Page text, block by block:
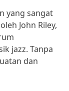
yang sangat
John Riley,
jazz. Tanpa
dan